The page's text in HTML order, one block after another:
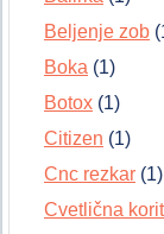
Beljenje zob
Boka (1)
Botox (1)
Citizen (1)
Cnc rezkar (1)
Cvetlična